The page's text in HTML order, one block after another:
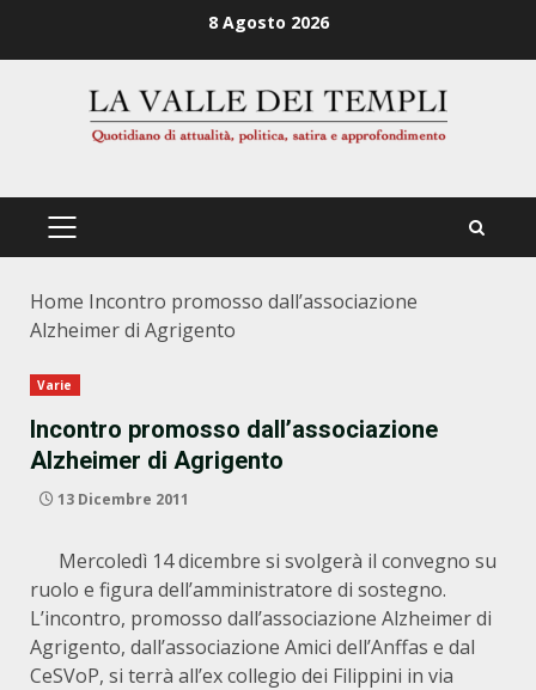
8 Agosto 2026
PRIMÄRES
Home Incontro promosso dall’associazione
Alzheimer di Agrigento
Varie
Incontro promosso dall’associazione
Alzheimer di Agrigento
13 Dicembre 2011
Mercoledì 14 dicembre si svolgerà il convegno su
ruolo e figura dell’amministratore di sostegno.
L’incontro, promosso dall’associazione Alzheimer di
Agrigento, dall’associazione Amici dell’Anffas e dal
CeSVoP, si terrà all’ex collegio dei Filippini in via